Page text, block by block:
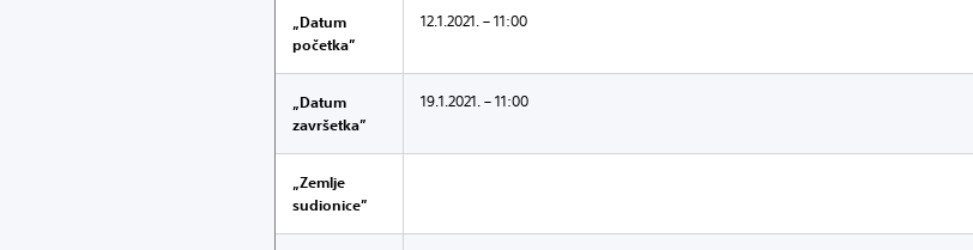
„Datum
početka”
12.1.2021. – 11:00
„Datum
završetka”
19.1.2021. – 11:00
„Zemlje
sudionice”